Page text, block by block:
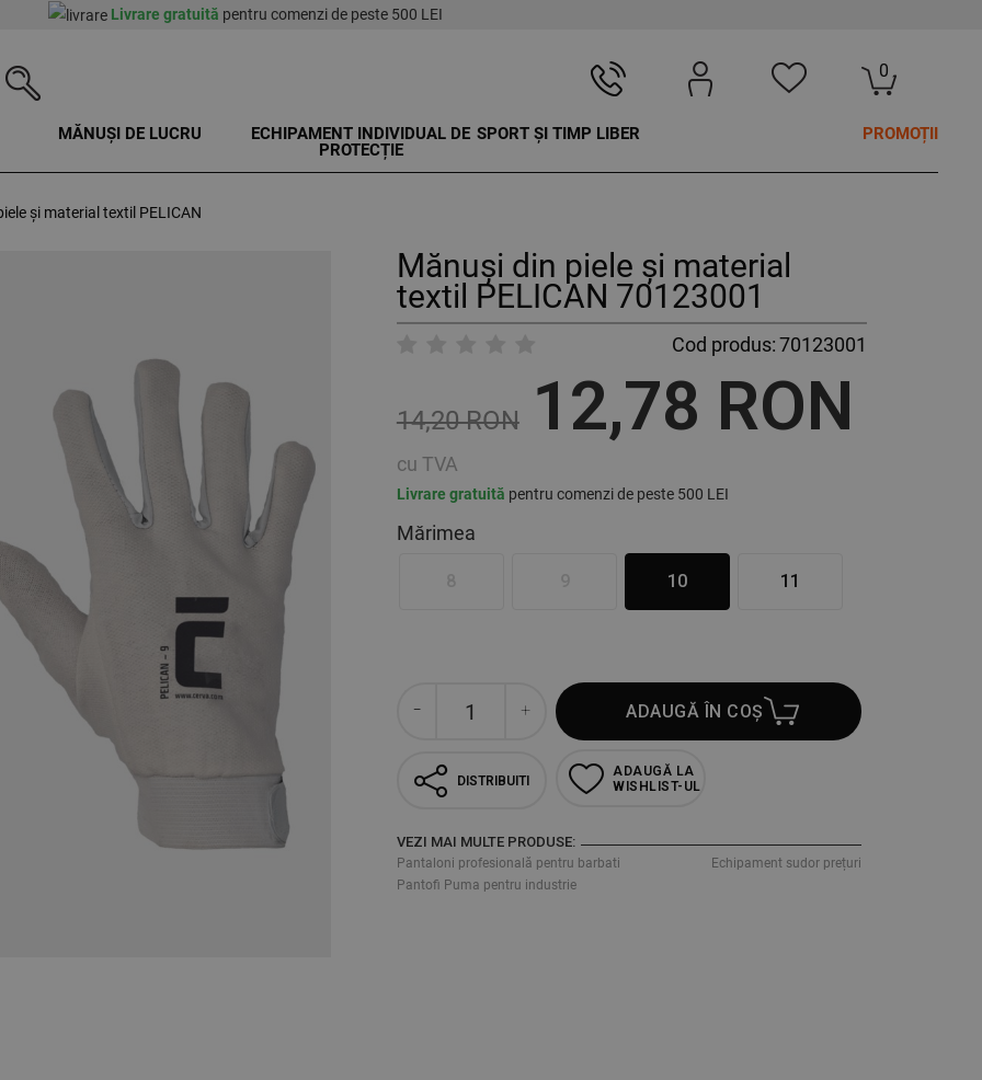
Livrare gratuită pentru comenzi de peste 500 LEI
0
MĂNUȘI DE LUCRU
ECHIPAMENT INDIVIDUAL DE
PROTECȚIE
SPORT ȘI TIMP LIBER PROMOȚII
și material textil PELICAN
Mănuși din piele și material
textil PELICAN 70123001
Cod produs:70123001
14,20 RON 12,78 RON
cu TVA
Livrare gratuită pentru comenzi de peste 500 LEI
Mărimea
10 11
ADAUGĂ ÎN COȘ
DISTRIBUITI
ADAUGĂ LA
WISHLIST-UL
VEZI MAI MULTE PRODUSE:
Pantaloni profesională pentru barbati
Echipament sudor prețuri
Pantofi Puma pentru industrie